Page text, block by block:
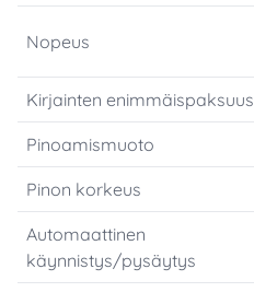
Nopeus
Kirjainten enimmäispaksuus
Pinoamismuoto
Pinon korkeus
Automaattinen
käynnistys/pysäytys